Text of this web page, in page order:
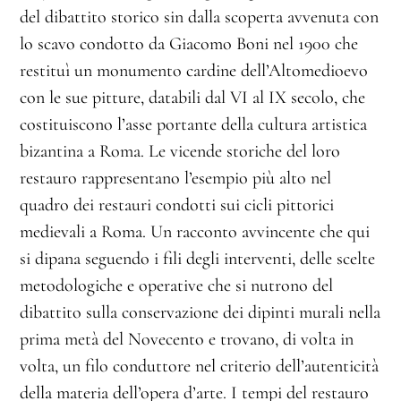
del dibattito storico sin dalla scoperta avvenuta con
lo scavo condotto da Giacomo Boni nel 1900 che
restituì un monumento cardine dell’Altomedioevo
con le sue pitture, databili dal VI al IX secolo, che
costituiscono l’asse portante della cultura artistica
bizantina a Roma. Le vicende storiche del loro
restauro rappresentano l’esempio più alto nel
quadro dei restauri condotti sui cicli pittorici
medievali a Roma. Un racconto avvincente che qui
si dipana seguendo i fili degli interventi, delle scelte
metodologiche e operative che si nutrono del
dibattito sulla conservazione dei dipinti murali nella
prima metà del Novecento e trovano, di volta in
volta, un filo conduttore nel criterio dell’autenticità
della materia dell’opera d’arte. I tempi del restauro